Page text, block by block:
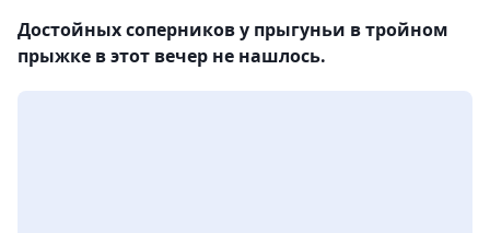
Достойных соперников у прыгуньи в тройном
прыжке в этот вечер не нашлось.